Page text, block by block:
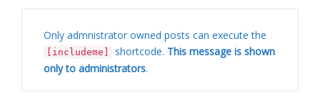
Only admnistrator owned posts can execute the
[includeme] shortcode. This message is shown
only to administrators.